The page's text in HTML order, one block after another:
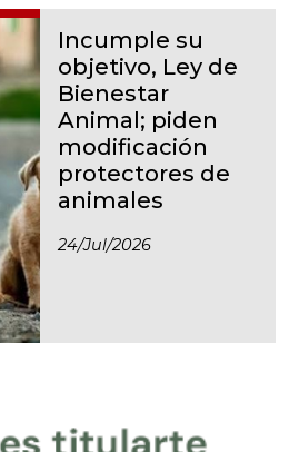
Incumple su
objetivo, Ley de
Bienestar
Animal; piden
modificación
protectores de
animales
24/jul/2026